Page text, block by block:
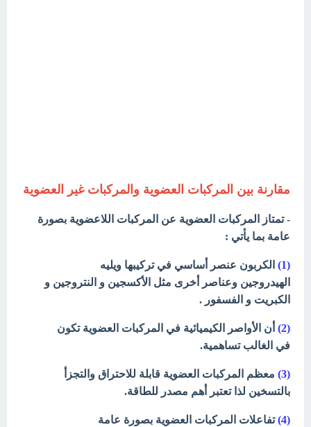
مقارنة بين المركبات العضوية والمركبات غير العضوية
- تمتاز المركبات العضوية عن المركبات اللاعضوية بصورة
عامة بما يأتي :
(1)
الكربون عنصر أساسي في تركيبها ويليه
الهيدروجين وعناصر أخرى مثل الأكسجين و النتروجين و
الكبريت و الفسفور .
(2)
أن الأواصر الكيميائية في المركبات العضوية تكون
في الغالب تساهمية.
(3)
معظم المركبات العضوية قابلة للاحتراق والتجزأ
بالتسخين لذا تعتبر أهم مصدر للطاقة.
(4) تفاعلات المركبات العضوية بصورة عامة